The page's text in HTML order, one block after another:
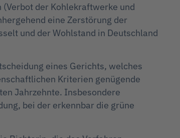
der Kohlekraftwerke und
eine Zerstörung der
und der Wohlstand in Deutschland
eines Gerichts, welches
Kriterien genügende
Jahrzehnte. Insbesondere
bei der erkennbar die grüne